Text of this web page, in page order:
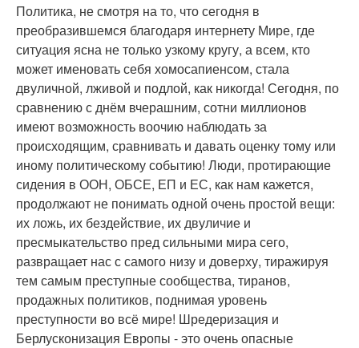
Политика, не смотря на то, что сегодня в
преобразившемся благодаря интернету Мире, где
ситуация ясна не только узкому кругу, а всем, кто
может именовать себя хомосапиенсом, стала
двуличной, лживой и подлой, как никогда! Сегодня, по
сравнению с днём вчерашним, сотни миллионов
имеют возможность воочию наблюдать за
происходящим, сравнивать и давать оценку тому или
иному политическому событию! Люди, протирающие
сидения в ООН, ОБСЕ, ЕП и ЕС, как нам кажется,
продолжают не понимать одной очень простой вещи:
их ложь, их бездействие, их двуличие и
пресмыкательство пред сильными мира сего,
развращает нас с самого низу и доверху, тиражируя
тем самым преступные сообщества, тиранов,
продажных политиков, поднимая уровень
преступности во всё мире! Шредеризация и
Берлусконизация Европы - это очень опасные